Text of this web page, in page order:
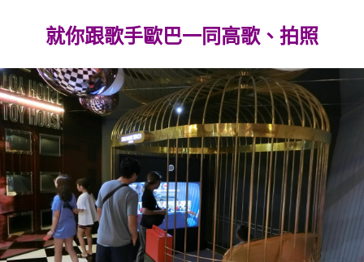
就你跟歌手歐巴一同高歌、拍照